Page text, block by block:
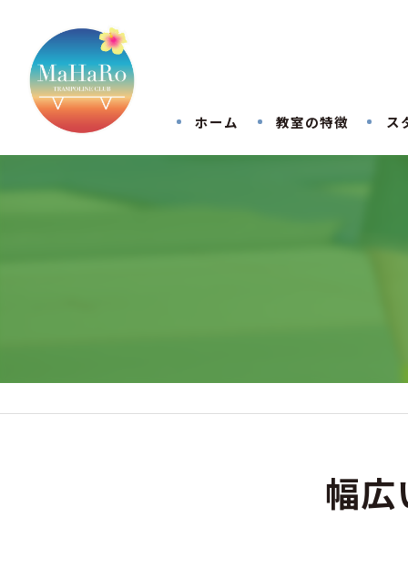
ホーム 教室の特徴 ス
幅